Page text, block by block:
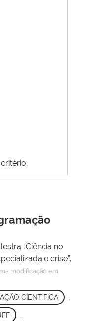
“Ciência no
e crise”.
modificação em
CIENTÍFICA